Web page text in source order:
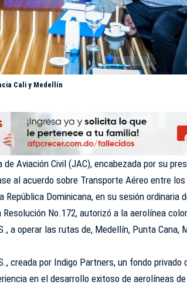
Cali y Medellín
de Aviación Civil(JAC), encabezada por su
al acuerdo sobre Transporte Aéreo entre los
República Dominicana, en su sesión ordinaria
No.172, autorizó a la aerolínea
a operar las rutas de, Medellín, Punta Cana,
creada por Indigo Partners, un fondo privado
en el desarrollo exitoso de aerolíneas